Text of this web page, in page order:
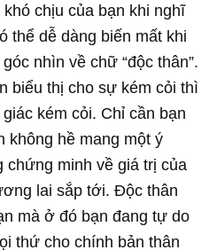
chịu của bạn khi nghĩ
thể dễ dàng biến mất khi
nhìn về chữ “độc thân”.
biểu thị cho sự kém cỏi thì
kém cỏi. Chỉ cần bạn
không hề mang một ý
chứng minh về giá trị của
lai sắp tới. Độc thân
mà ở đó bạn đang tự do
thứ cho chính bản thân